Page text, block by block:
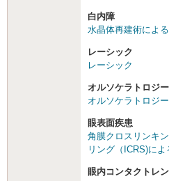
白内障
水晶体再建術によ
レーシック
レーシック
オルソケラトロジー
オルソケラトロジー
眼表面疾患
角膜クロスリンキ
リング（ICRS)に
眼内コンタクトレ